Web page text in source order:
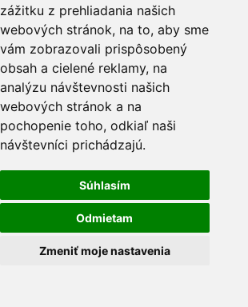
zážitku z prehliadania našich
webových stránok, na to, aby sme
vám zobrazovali prispôsobený
obsah a cielené reklamy, na
analýzu návštevnosti našich
webových stránok a na
pochopenie toho, odkiaľ naši
návštevníci prichádzajú.
Súhlasím
Odmietam
Zmeniť moje nastavenia
s.r.o.